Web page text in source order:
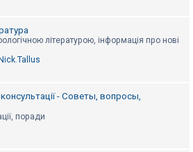
літературою, інформація про нові
Nick.Tallus
- Советы, вопросы,
поради